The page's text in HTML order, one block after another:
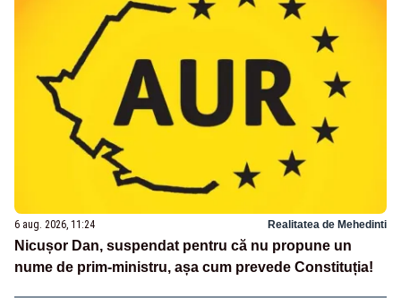
6 aug. 2026, 11:24 Realitatea de Mehedinti
Nicușor Dan, suspendat pentru că nu propune un
nume de prim-ministru, așa cum prevede Constituția!